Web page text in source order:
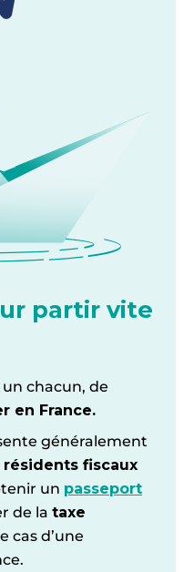
partir vite
chacun, de
en France.
généralement
résidents fiscaux
un passeport
de la taxe
cas d’une